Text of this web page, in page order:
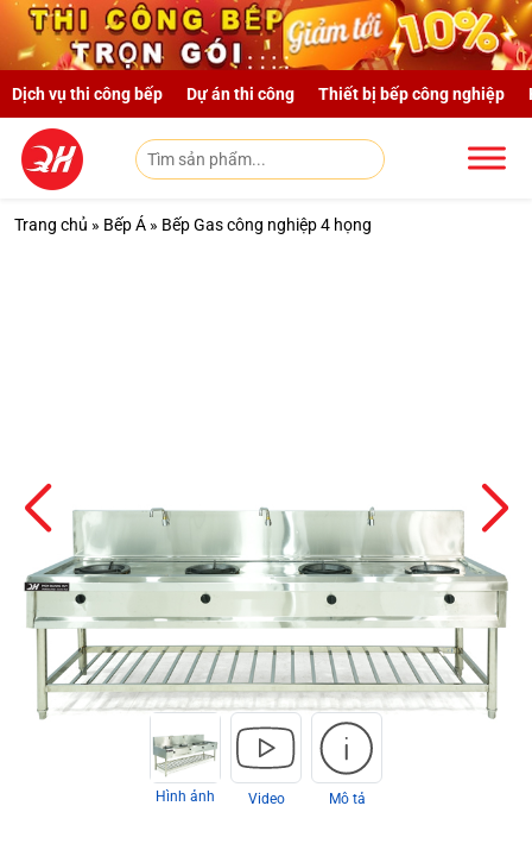
Skip to main content
Dịch vụ thi công bếp Dự án thi công Thiết bị bếp công nghiệp
Trang chủ » Bếp Á » Bếp Gas công nghiệp 4 họng
Hình ảnh Video Mô tả